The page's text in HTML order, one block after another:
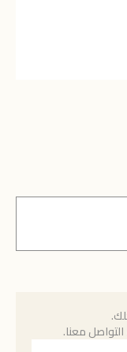
معنا.